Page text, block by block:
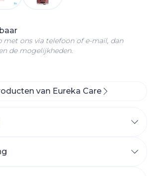
met ons via telefoon of e-mail, dan
de mogelijkheden.
van Eureka Care